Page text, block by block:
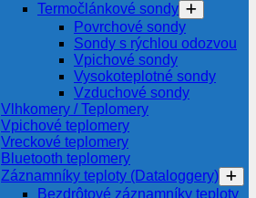
Termočlánkové sondy
Povrchové sondy
Sondy s rýchlou odozvou
Vpichové sondy
Vysokoteplotné sondy
Vzduchové sondy
Vlhkomery / Teplomery
Vpichové teplomery
Vreckové teplomery
Bluetooth teplomery
Záznamníky teploty (Dataloggery)
Bezdrôtové záznamníky teploty